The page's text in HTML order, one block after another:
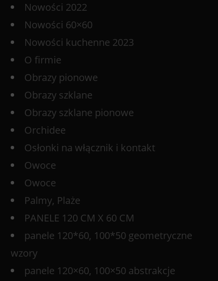
Nowości 2022
Nowości 60×60
Nowości kuchenne 2023
O firmie
Obrazy pionowe
Obrazy szklane
Obrazy szklane pionowe
Orchidee
Osłonki na włącznik i kontakt
Owoce
Owoce
Palmy, Plaże
PANELE 120 CM X 60 CM
panele 120*60, 100*50 geometryczne
wzory
panele 120×60, 100×50 abstrakcje